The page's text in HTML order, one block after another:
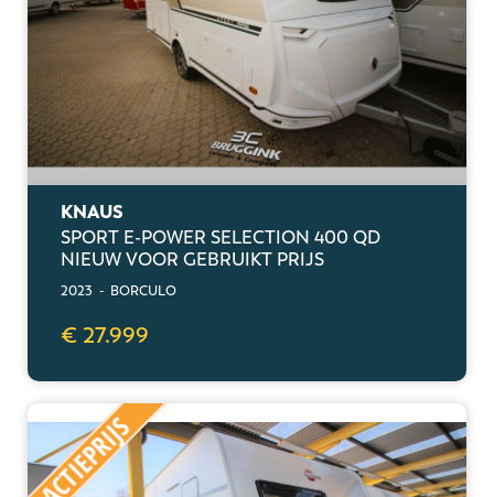
KNAUS
SPORT E-POWER SELECTION 400 QD
NIEUW VOOR GEBRUIKT PRIJS
2023 - BORCULO
€ 27.999